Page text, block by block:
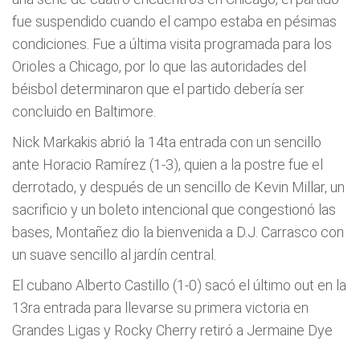
fue suspendido cuando el campo estaba en pésimas
condiciones. Fue a última visita programada para los
Orioles a Chicago, por lo que las autoridades del
béisbol determinaron que el partido deberí­a ser
concluido en Baltimore.
Nick Markakis abrió la 14ta entrada con un sencillo
ante Horacio Ramí­rez (1-3), quien a la postre fue el
derrotado, y después de un sencillo de Kevin Millar, un
sacrificio y un boleto intencional que congestionó las
bases, Montañez dio la bienvenida a D.J. Carrasco con
un suave sencillo al jardí­n central.
El cubano Alberto Castillo (1-0) sacó el último out en la
13ra entrada para llevarse su primera victoria en
Grandes Ligas y Rocky Cherry retiró a Jermaine Dye